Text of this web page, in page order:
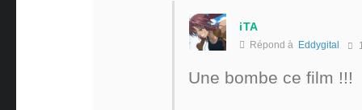
iTA
Répond à Eddygital
Une bombe ce film !!!